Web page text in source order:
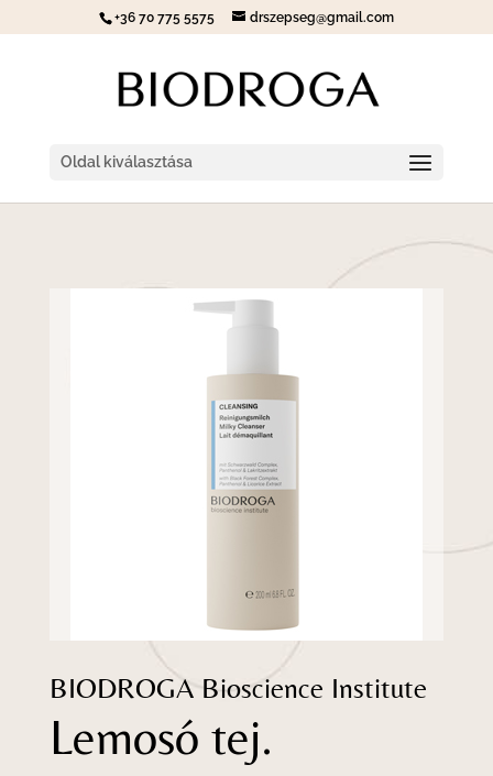
+36 70 775 5575 drszepseg@gmail.com
Oldal kiválasztása
BIODROGA Bioscience Institute
Lemosó tej.